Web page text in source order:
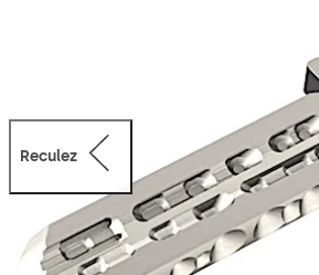
Reculez